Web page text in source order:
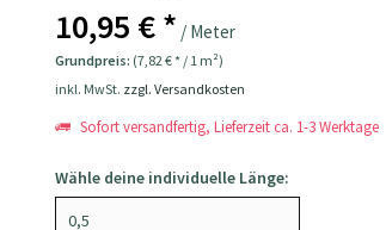
10,95 € * / Meter
Grundpreis: (7,82 € * / 1 m²)
inkl. MwSt. zzgl. Versandkosten
Sofort versandfertig, Lieferzeit ca. 1-3 Werktage
Wähle deine individuelle Länge: